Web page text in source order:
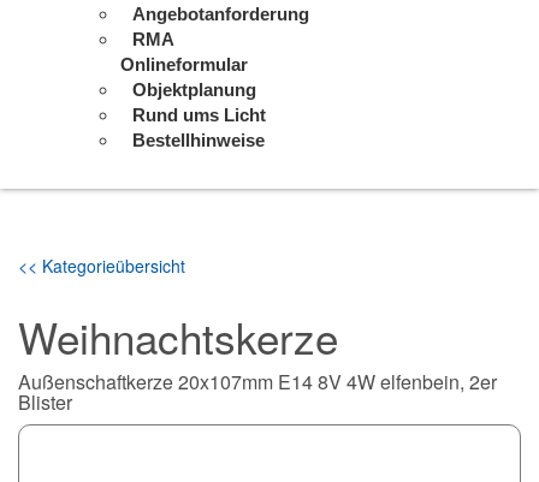
Angebotanforderung
RMA
Onlineformular
Objektplanung
Rund ums Licht
Bestellhinweise
<< Kategorieübersicht
Weihnachtskerze
Außenschaftkerze 20x107mm E14 8V 4W elfenbein, 2er
Blister